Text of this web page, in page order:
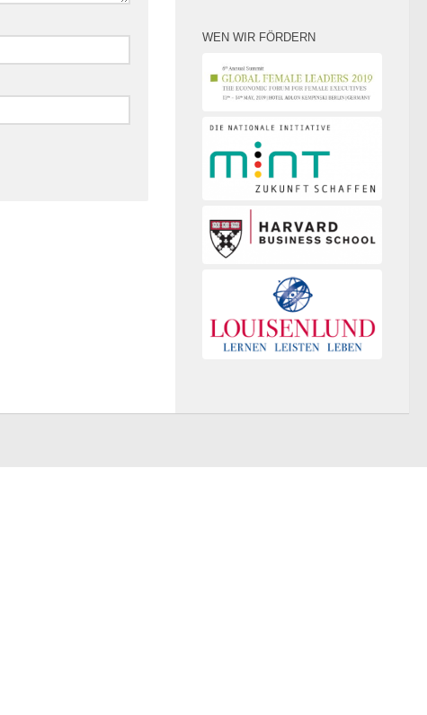
WEN WIR FÖRDERN